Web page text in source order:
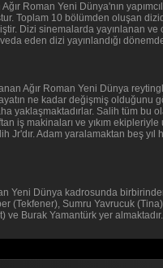
Roman Yeni Dünya'nın
Toplam 10 bölümden oluşan
Dizi sinemalarda yayınlanan
eden dizi yayınlandığı
Ağır Roman Yeni Dünya
ne kadar değişmiş
yaklaşmaktadırlar. Salih tüm bu
iş makinaları ve yıkım
Adam yaralamaktan beş
Yeni Dünya kadrosunda
Sumru Yavrucuk
Burak Yamantürk yer almaktadır.